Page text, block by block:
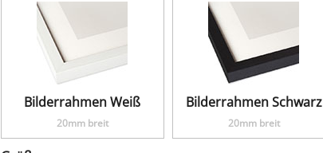
Bilderrahmen Weiß
20mm breit
Bilderrahmen Schwarz
20mm breit